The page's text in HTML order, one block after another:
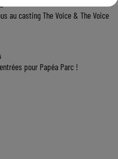
au casting The Voice & The Voice
pour Papéa Parc !